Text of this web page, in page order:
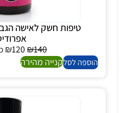
טיפות חשק לאישה
₪140
₪120
הוספה לסלקנייה מהירה